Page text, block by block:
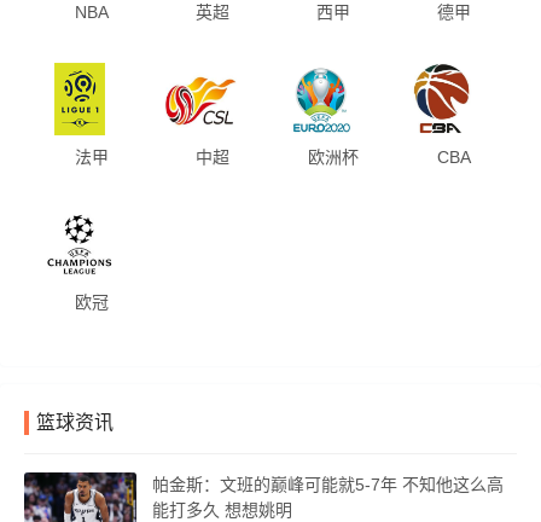
NBA 英超 西甲 德甲
法甲 中超 欧洲杯 CBA
欧冠
篮球资讯
帕金斯：文班的巅峰可能就5-7年 不知他这么高
能打多久 想想姚明